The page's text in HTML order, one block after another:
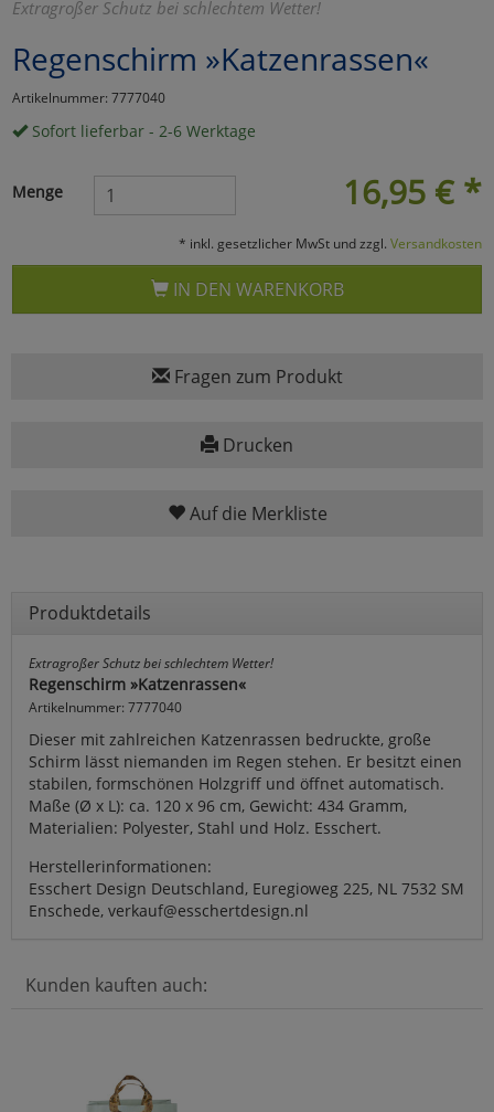
Extragroßer Schutz bei schlechtem Wetter!
Regenschirm »Katzenrassen«
Artikelnummer: 7777040
Sofort lieferbar - 2-6 Werktage
16,95 € *
Menge
* inkl. gesetzlicher MwSt und zzgl. Versandkosten
IN DEN WARENKORB
Fragen zum Produkt
Drucken
Auf die Merkliste
Produktdetails
Extragroßer Schutz bei schlechtem Wetter!
Regenschirm »Katzenrassen«
Artikelnummer: 7777040
Dieser mit zahlreichen Katzenrassen bedruckte, große
Schirm lässt niemanden im Regen stehen. Er besitzt einen
stabilen, formschönen Holzgriff und öffnet automatisch.
Maße (Ø x L): ca. 120 x 96 cm, Gewicht: 434 Gramm,
Materialien: Polyester, Stahl und Holz. Esschert.
Herstellerinformationen:
Esschert Design Deutschland, Euregioweg 225, NL 7532 SM
Enschede, verkauf@esschertdesign.nl
Kunden kauften auch:
Umfragetools
Cookies
Cookies
Einstellungen speichern
zurückzu Haupptseite